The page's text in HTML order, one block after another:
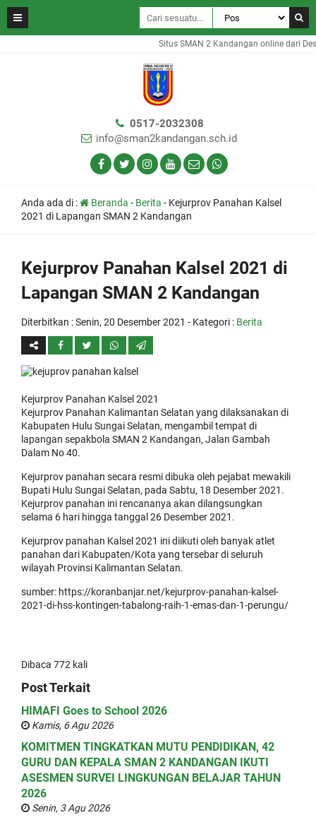
Situs SMAN 2 Kandangan online dari
0517-2032308
info@sman2kandangan.sch.id
Anda ada di : Beranda - Berita - Kejurprov Panahan Kalsel
2021 di Lapangan SMAN 2 Kandangan
Kejurprov Panahan Kalsel 2021 di
Lapangan SMAN 2 Kandangan
Diterbitkan :Senin, 20 Desember 2021 - Kategori : Berita
Kejurprov Panahan Kalsel 2021
Kejurprov Panahan Kalimantan Selatan yang dilaksanakan di
Kabupaten Hulu Sungai Selatan, mengambil tempat di
lapangan sepakbola SMAN 2 Kandangan, Jalan Gambah
Dalam No 40.
Kejurprov panahan secara resmi dibuka oleh pejabat mewakili
Bupati Hulu Sungai Selatan, pada Sabtu, 18 Desember 2021.
Kejurprov panahan ini rencananya akan dilangsungkan
selama 6 hari hingga tanggal 26 Desember 2021.
Kejurprov panahan Kalsel 2021 ini diikuti oleh banyak atlet
panahan dari Kabupaten/Kota yang tersebar di seluruh
wilayah Provinsi Kalimantan Selatan.
sumber: https://koranbanjar.net/kejurprov-panahan-kalsel-
2021-di-hss-kontingen-tabalong-raih-1-emas-dan-1-perungu/
Dibaca 772 kali
Post Terkait
HIMAFI Goes to School 2026
Kamis, 6 Agu 2026
KOMITMEN TINGKATKAN MUTU PENDIDIKAN, 42
GURU DAN KEPALA SMAN 2 KANDANGAN IKUTI
ASESMEN SURVEI LINGKUNGAN BELAJAR TAHUN
2026
Senin, 3 Agu 2026